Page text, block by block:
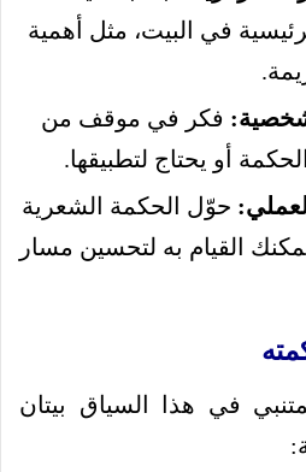
في البيت، مثل أهمية
فكر في موقف من
أو يحتاج لتطبيقها.
حوّل الحكمة الشعرية
القيام به لتحسين مسار
في هذا السياق بيتان